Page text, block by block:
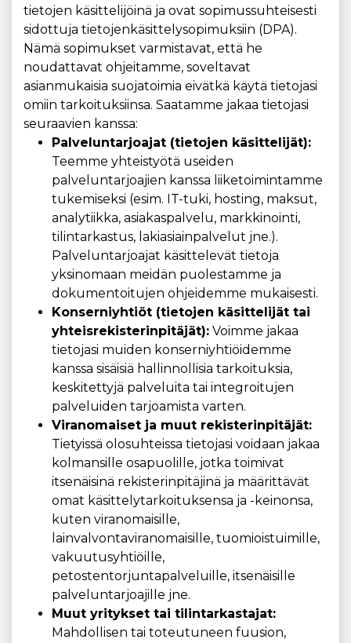
tietojen käsittelijöinä ja ovat sopimussuhteisesti
sidottuja tietojenkäsittelysopimuksiin (DPA).
Nämä sopimukset varmistavat, että he
noudattavat ohjeitamme, soveltavat
asianmukaisia ​​suojatoimia eivätkä käytä tietojasi
omiin tarkoituksiinsa. Saatamme jakaa tietojasi
seuraavien kanssa:
Palveluntarjoajat (tietojen käsittelijät):
Teemme yhteistyötä useiden
palveluntarjoajien kanssa liiketoimintamme
tukemiseksi (esim. IT-tuki, hosting, maksut,
analytiikka, asiakaspalvelu, markkinointi,
tilintarkastus, lakiasiainpalvelut jne.).
Palveluntarjoajat käsittelevät tietoja
yksinomaan meidän puolestamme ja
dokumentoitujen ohjeidemme mukaisesti.
Konserniyhtiöt (tietojen käsittelijät tai
yhteisrekisterinpitäjät): Voimme jakaa
tietojasi muiden konserniyhtiöidemme
kanssa sisäisiä hallinnollisia tarkoituksia,
keskitettyjä palveluita tai integroitujen
palveluiden tarjoamista varten.
Viranomaiset ja muut rekisterinpitäjät:
Tietyissä olosuhteissa tietojasi voidaan jakaa
kolmansille osapuolille, jotka toimivat
itsenäisinä rekisterinpitäjinä ja määrittävät
omat käsittelytarkoituksensa ja -keinonsa,
kuten viranomaisille,
lainvalvontaviranomaisille, tuomioistuimille,
vakuutusyhtiöille,
petostentorjuntapalveluille, itsenäisille
palveluntarjoajille jne.
Muut yritykset tai tilintarkastajat:
Mahdollisen tai toteutuneen fuusion,